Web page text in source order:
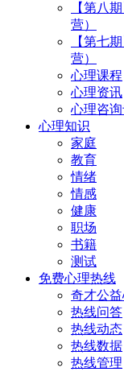
【第八
营）
【第七
营）
心理课程
心理资讯
心理咨
心理知识
家庭
教育
情绪
情感
健康
职场
书籍
测试
免费心理热线
奇才公
热线问答
热线动态
热线数据
热线管理